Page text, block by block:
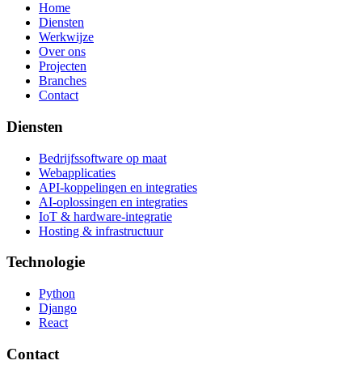
Home
Diensten
Werkwijze
Over ons
Projecten
Branches
Contact
Diensten
Bedrijfssoftware op maat
Webapplicaties
API-koppelingen en integraties
AI-oplossingen en integraties
IoT & hardware-integratie
Hosting & infrastructuur
Technologie
Python
Django
React
Contact